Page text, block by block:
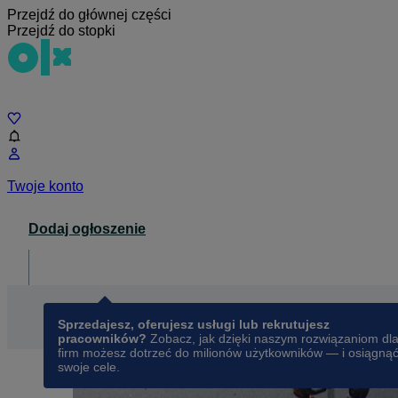
Przejdź do głównej części
Przejdź do stopki
Twoje konto
Dodaj ogłoszenie
Sprzedajesz, oferujesz usługi lub rekrutujesz
pracowników? Zobacz, jak dzięki naszym rozwiązaniom dla
firm możesz dotrzeć do milionów użytkowników — i osiągnąć
swoje cele.